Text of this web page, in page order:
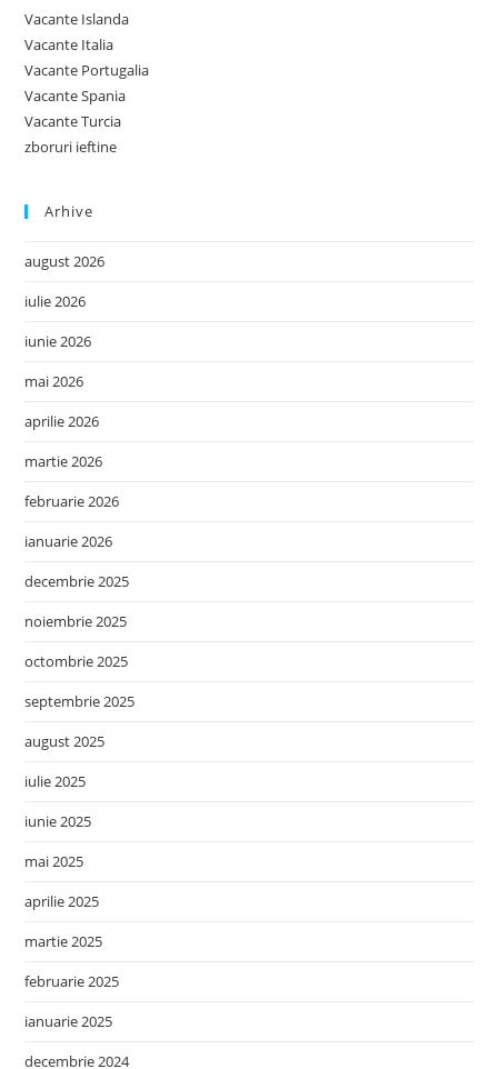
Vacante Islanda
Vacante Italia
Vacante Portugalia
Vacante Spania
Vacante Turcia
zboruri ieftine
Arhive
august 2026
iulie 2026
iunie 2026
mai 2026
aprilie 2026
martie 2026
februarie 2026
ianuarie 2026
decembrie 2025
noiembrie 2025
octombrie 2025
septembrie 2025
august 2025
iulie 2025
iunie 2025
mai 2025
aprilie 2025
martie 2025
februarie 2025
ianuarie 2025
decembrie 2024